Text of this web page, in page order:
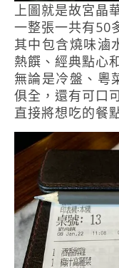
上圖就是故宮晶
一整張一共有50
其中包含燒味滷
熱饌、經典點心
無論是冷盤、粵
俱全，還有可口
直接將想吃的餐